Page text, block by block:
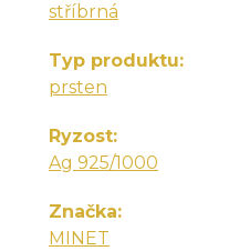
stříbrná
Typ produktu
prsten
Ryzost
Ag 925/1000
Značka
MINET